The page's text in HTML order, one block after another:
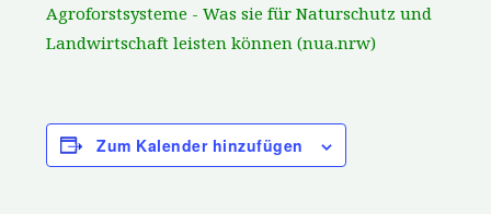
Agroforstsysteme - Was sie für Naturschutz und
Landwirtschaft leisten können (nua.nrw)
Zum Kalender hinzufügen